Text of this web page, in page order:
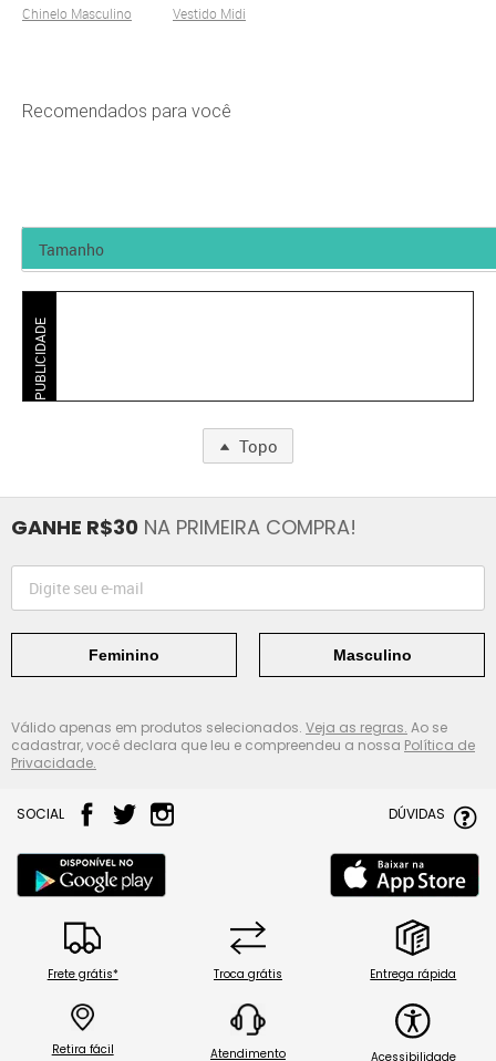
Chinelo Masculino
Vestido Midi
Recomendados para você
PUBLICIDADE
Topo
GANHE R$30 NA PRIMEIRA COMPRA!
Feminino Masculino
Válido apenas em produtos selecionados. Veja as regras. Ao se
cadastrar, você declara que leu e compreendeu a nossa Política de
Privacidade.
SOCIAL DÚVIDAS
Frete grátis* Troca grátis Entrega rápida
Retira fácil Atendimento Acessibilidade